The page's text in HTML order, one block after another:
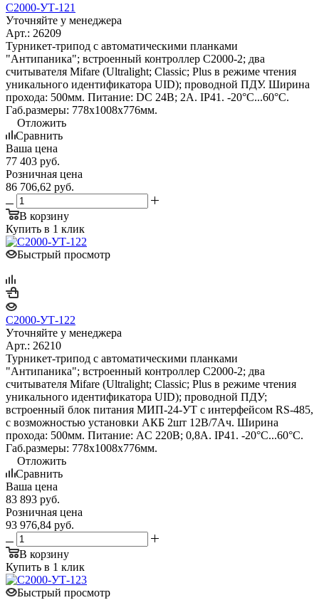
С2000-УТ-121
Уточняйте у менеджера
Арт.: 26209
Турникет-трипод с автоматическими планками
"Антипаника"; встроенный контроллер С2000-2; два
считывателя Mifare (Ultralight; Classic; Plus в режиме чтения
уникального идентификатора UID); проводной ПДУ. Ширина
прохода: 500мм. Питание: DC 24В; 2А. IP41. -20°С...60°С.
Габ.размеры: 778х1008х776мм.
Отложить
Сравнить
Ваша цена
77 403 руб.
Розничная цена
86 706,62 руб.
В корзину
Купить в 1 клик
Быстрый просмотр
С2000-УТ-122
Уточняйте у менеджера
Арт.: 26210
Турникет-трипод с автоматическими планками
"Антипаника"; встроенный контроллер С2000-2; два
считывателя Mifare (Ultralight; Classic; Plus в режиме чтения
уникального идентификатора UID); проводной ПДУ;
встроенный блок питания МИП-24-УТ с интерфейсом RS-485,
с возможностью установки АКБ 2шт 12В/7Ач. Ширина
прохода: 500мм. Питание: AC 220В; 0,8А. IP41. -20°С...60°С.
Габ.размеры: 778х1008х776мм.
Отложить
Сравнить
Ваша цена
83 893 руб.
Розничная цена
93 976,84 руб.
В корзину
Купить в 1 клик
Быстрый просмотр